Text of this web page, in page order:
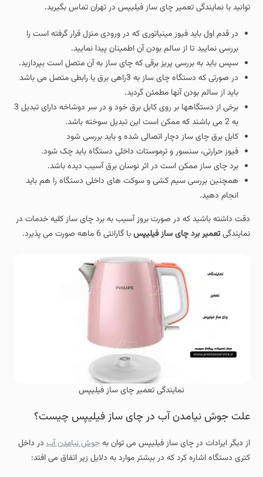
توانید با نمایندگی تعمیر چای ساز فیلیپس در تهران تماس بگیرید.
در قدم اول باید فیوز مینیاتوری که در ورودی منزل قرار گرفته است را
بررسی نمایید تا از سالم بودن آن اطمینان پیدا نمایید.
سپس باید به بررسی پریز برقی که چای ساز به آن متصل است بپردازید.
در صورتی که دستگاه چای ساز به 3راهی برق یا رابطی متصل می باشد
باید از سالم بودن آنها مطمئن گردید.
برخی از دستگاهها بر روی کابل برق خود و در سر دوشاخه دارای تبدیل 3
به 2 می باشند که ممکن است این تبدیل سوخته باشد.
کابل برق چای ساز دچار اتصالی شده و باید بررسی شود
فیوز حرارتی، سنسور و ترموستات داخلی دستگاه باید چک شود.
برد چای ساز ممکن است در اثر نوسان برق آسیب دیده باشد.
همچنین بررسی سیم کشی و سوکت های داخلی دستگاه را هم باید
انجام دهید.
دقت داشته باشید که در صورت بروز آسیب به برد چای ساز کلیه خدمات در
نمایندگیتعمیر برد چای ساز فیلیپسبا گارانتی 6 ماهه صورت می پذیرد.
نمایندگی تعمیر چای ساز فیلیپس
علت جوش نیامدن آب در چای ساز فیلیپس چیست؟
از دیگر ایرادات در چای ساز فیلیپس می توان بهجوش نیامدن آبدر داخل
کتری دستگاه اشاره کرد که در بیشتر موارد به دلایل زیر اتفاق می افتد: